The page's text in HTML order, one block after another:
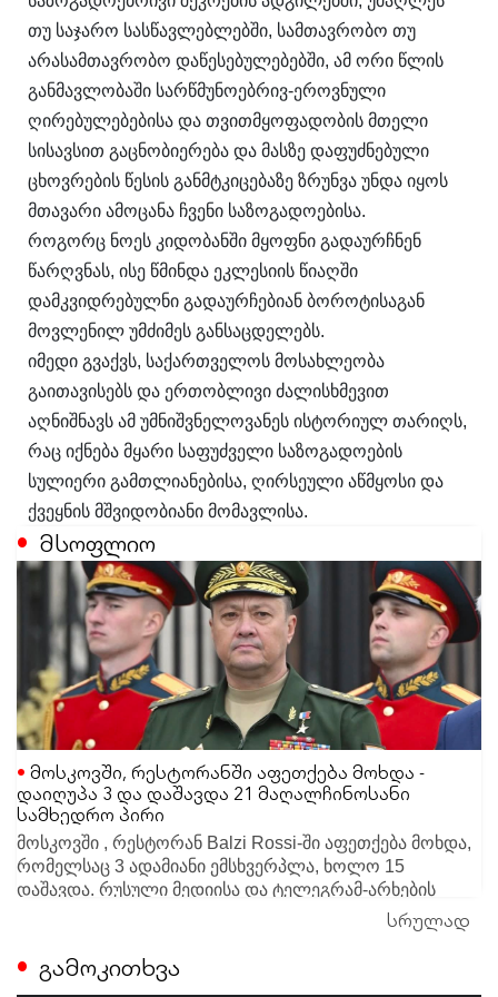
თუ საჯარო სასწავლებლებში, სამთავრობო თუ
არასამთავრობო დაწესებულებებში, ამ ორი წლის
განმავლობაში სარწმუნოებრივ-ეროვნული
ღირებულებებისა და თვითმყოფადობის მთელი
სისავსით გაცნობიერება და მასზე დაფუძნებული
ცხოვრების წესის განმტკიცებაზე ზრუნვა უნდა იყოს
მთავარი ამოცანა ჩვენი საზოგადოებისა.
როგორც ნოეს კიდობანში მყოფნი გადაურჩნენ
წარღვნას, ისე წმინდა ეკლესიის წიაღში
დამკვიდრებულნი გადაურჩებიან ბოროტისაგან
მოვლენილ უმძიმეს განსაცდელებს.
იმედი გვაქვს, საქართველოს მოსახლეობა
გაითავისებს და ერთობლივი ძალისხმევით
აღნიშნავს ამ უმნიშვნელოვანეს ისტორიულ თარიღს,
რაც იქნება მყარი საფუძველი საზოგადოების
სულიერი გამთლიანებისა, ღირსეული აწმყოსი და
ქვეყნის მშვიდობიანი მომავლისა.
მსოფლიო
დაიღუპა 3 და დაშავდა 21 მაღალჩინოსანი
სამხედრო პირი
მოსკოვში , რესტორან Balzi Rossi-ში აფეთქება მოხდა,
რომელსაც 3 ადამიანი ემსხვერპლა, ხოლო 15
დაშავდა. რუსული მედიისა და ტელეგრამ-არხების
ცნობით, ინციდენტის დროს ადგილზე elite-სეგმენტისა
მიმდინარეობდა.
სავარაუდო ვერსიას განიხილავენ. ერთ-ერთი მთავარი
ვერსიით, უცნობმა პირმა რესტორანში დაუდგენელი
სრულად
გამოკითხვა